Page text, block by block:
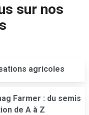
sur nos
agricoles
Farmer : du semis
de A à Z